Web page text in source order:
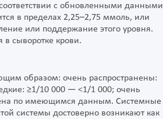
с обновленными данными
в пределах 2,25–2,75 ммоль, или
или поддержание этого уровня.
в сыворотке крови.
образом: очень распространены:
≥1/10 000 — <1/1 000; очень
по имеющимся данным. Системные
системы достоверно возникают как